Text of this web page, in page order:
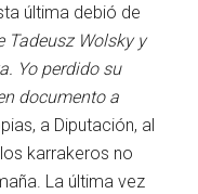
última debió de
Tadeusz Wolsky y
Yo perdido su
documento a
a Diputación, al
karrakeros no
La última vez